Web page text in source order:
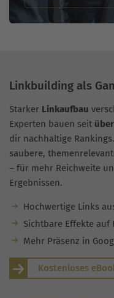
Linkbuilding als
Starker Linkaufbau
Experten bauen seit
dir nachhaltige
saubere,
– für mehr Reichweite
Ergebnissen.
Hochwertige Links
Sichtbare Effekte auf
Mehr Präsenz in
Kostenloses